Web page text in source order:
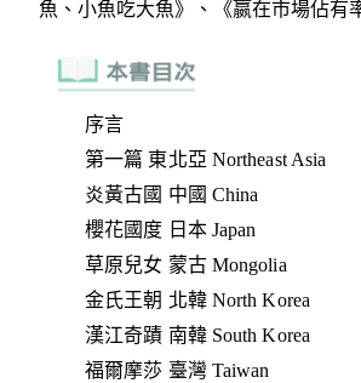
序言
第一篇 東北亞 Northeast Asia
炎黃古國 中國 China
櫻花國度 日本 Japan
草原兒女 蒙古 Mongolia
金氏王朝 北韓 North Korea
漢江奇蹟 南韓 South Korea
福爾摩莎 臺灣 Taiwan